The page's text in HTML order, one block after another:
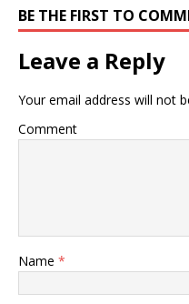
BE THE FIRST TO
Leave a Reply
Your email address will not
Comment
Name *